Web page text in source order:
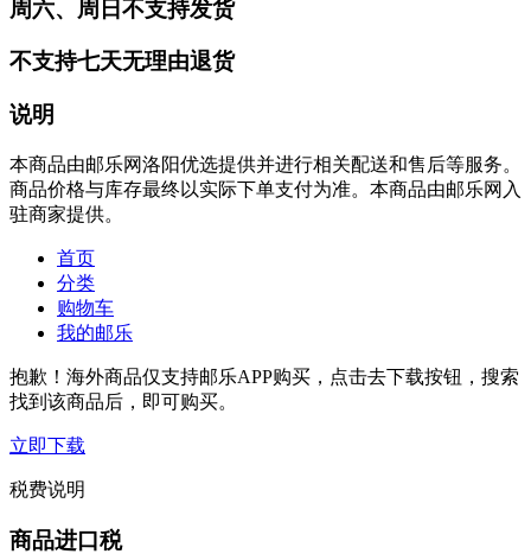
周六、周日不支持发货
不支持七天无理由退货
说明
本商品由邮乐网洛阳优选提供并进行相关配送和售后等服务。
商品价格与库存最终以实际下单支付为准。本商品由邮乐网入
驻商家提供。
首页
分类
购物车
我的邮乐
抱歉！海外商品仅支持邮乐APP购买，点击去下载按钮，搜索
找到该商品后，即可购买。
立即下载
税费说明
商品进口税